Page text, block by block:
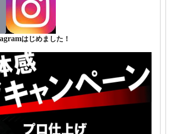
はじめました！